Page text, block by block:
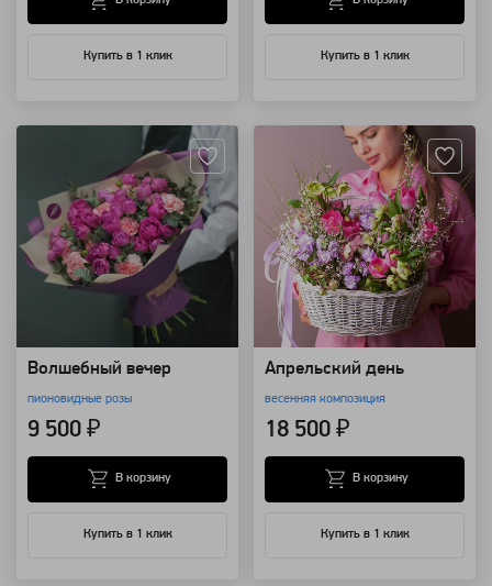
Купить в 1 клик Купить в 1 клик
Волшебный вечер
пионовидные розы
9 500 ₽
Купить в 1 клик
В корзину
Апрельский день
весенняя композиция
18 500 ₽
Купить в 1 клик
В корзину